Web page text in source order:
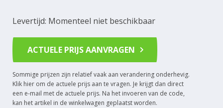
Levertijd: Momenteel niet beschikbaar
ACTUELE PRIJS AANVRAGEN
Sommige prijzen zijn relatief vaak aan verandering onderhevig.
Klik hier om de actuele prijs aan te vragen. Je krijgt dan direct
een e-mail met de actuele prijs. Na het invoeren van de code,
kan het artikel in de winkelwagen geplaatst worden.